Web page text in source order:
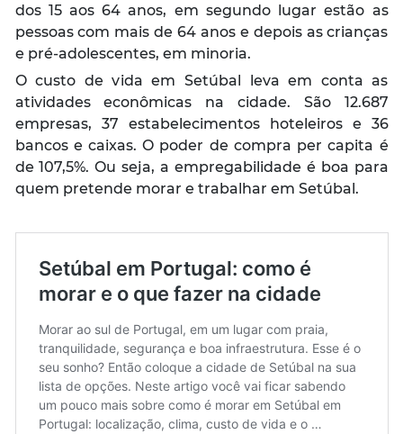
dos 15 aos 64 anos, em segundo lugar estão as
pessoas com mais de 64 anos e depois as crianças
e pré-adolescentes, em minoria.
O custo de vida em Setúbal leva em conta as
atividades econômicas na cidade. São 12.687
empresas, 37 estabelecimentos hoteleiros e 36
bancos e caixas. O poder de compra per capita é
de 107,5%. Ou seja, a empregabilidade é boa para
quem pretende morar e trabalhar em Setúbal.